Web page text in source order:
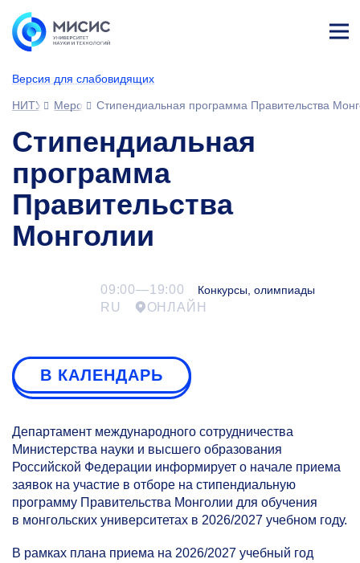
Версия для слабовидящих
ине
НИТУ МИСИСМероприятияСтипендиальная программа Правительства
Стипендиальная
программа
Правительства
Монголии
09:00—19:00 Конкурсы, олимпиады
RU ОНЛАЙН
В КАЛЕНДАРЬ
Департамент международного сотрудничества
Министерства науки и высшего образования
Российской Федерации информирует о начале приема
заявок на участие в отборе на стипендиальную
программу Правительства Монголии для обучения
в монгольских университетах в 2026/2027 учебном году.
В рамках плана приема на 2026/2027 учебный год